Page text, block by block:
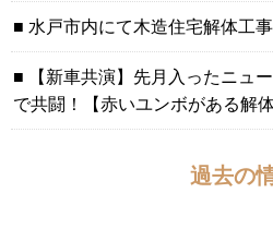
水戸市内にて木造住宅解体工
【新車共演】先月入ったニュ
で共闘！【赤いユンボがある解体
過去の